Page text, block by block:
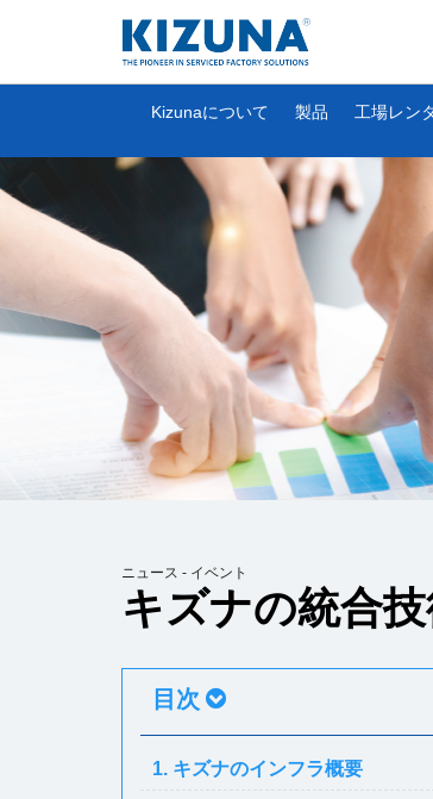
Kizunaについて 製品 工場レン
ニュース - イベント
キズナの統合
目次
1. キズナのインフラ概要